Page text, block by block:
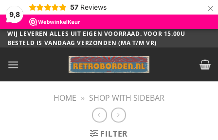
9,8
57 Reviews ×
Ga
naar
WIJ LEVEREN ALLES UIT EIGEN VOORRAAD. VOOR 15.00U
BESTELD IS VANDAAG VERZONDEN (MA T/M VR)
HOME » SHOP WITH SIDEBAR
FILTER